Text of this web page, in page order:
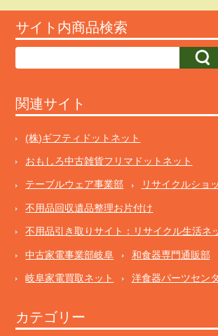
サイト内商品検索
関連サイト
(株)ギフティドットネット
おもしろ中古雑貨フリマドットネット
テーブルウェア事業部 リサイクルショ
不用品回収遺品整理お片付け
不用品引き取りサイト：リサイクル生活ネ
中古家電事業部岐阜 和食器専門通販部
岐阜家電買取ネット 洋食器パーツセン
カテゴリー